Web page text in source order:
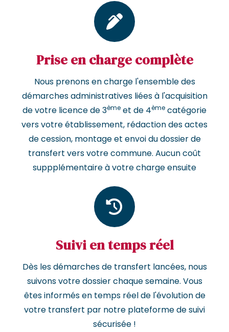
Prise en charge complète
Nous prenons en charge l'ensemble des
démarches administratives liées à l'acquisition
de votre licence de 3ème et de 4ème catégorie
vers votre établissement, rédaction des actes
de cession, montage et envoi du dossier de
transfert vers votre commune. Aucun coût
suppplémentaire à votre charge ensuite
Suivi en temps réel
Dès les démarches de transfert lancées, nous
suivons votre dossier chaque semaine. Vous
êtes informés en temps réel de l'évolution de
votre transfert par notre plateforme de suivi
sécurisée !